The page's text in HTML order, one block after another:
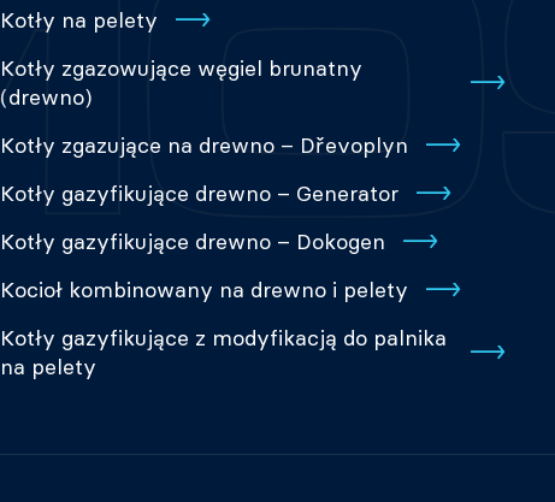
Kotły na pelety
Kotły zgazowujące węgiel brunatny
(drewno)
Kotły zgazujące na drewno – Dřevoplyn
Kotły gazyfikujące drewno – Generator
Kotły gazyfikujące drewno – Dokogen
Kocioł kombinowany na drewno i pelety
Kotły gazyfikujące z modyfikacją do palnika
na pelety